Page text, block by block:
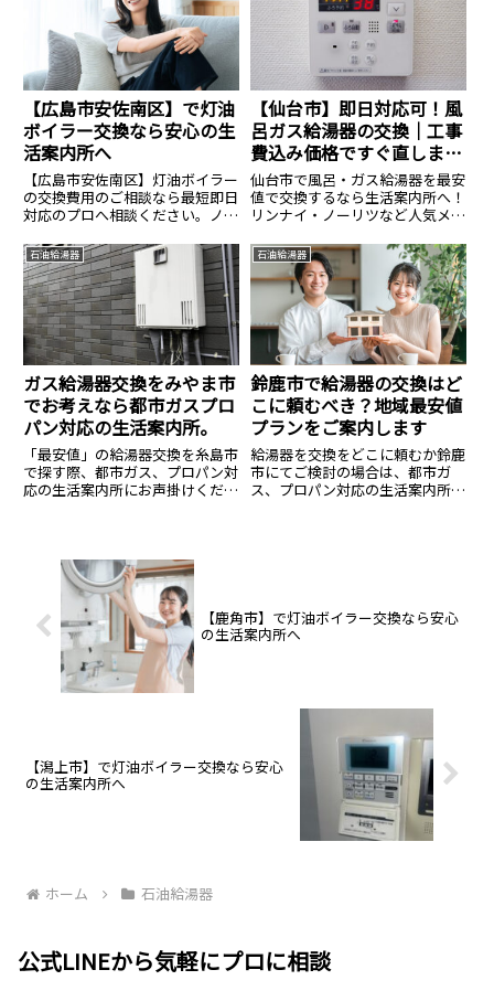
生活案内所へ。
の適正価格で施工。見積もり無
料。
【広島市安佐南区】で灯油
ボイラー交換なら安心の生
活案内所へ
【広島市安佐南区】灯油ボイラー
の交換費用のご相談なら最短即日
対応のプロへ相談ください。ノー
費用のご相談は14.8万円〜。見積
無料・24時間365日受付中。安心
の生活案内所へ。
【仙台市】即日対応可！風
呂ガス給湯器の交換｜工事
費込み価格ですぐ直しま
す。
仙台市で風呂・ガス給湯器を最安
値で交換するなら生活案内所へ！
リンナイ・ノーリツなど人気メー
安心の【工事費込み・処分費込
み】です。まずは無料お見積もり
を！
石油給湯器
ガス給湯器交換をみやま市
でお考えなら都市ガスプロ
パン対応の生活案内所。
「最安値」の給湯器交換を糸島市
で探す際、都市ガス、プロパン対
応の生活案内所にお声掛けくださ
石油給湯器
鈴鹿市で給湯器の交換はど
こに頼むべき？地域最安値
プランをご案内します
給湯器を交換をどこに頼むか鈴鹿
市にてご検討の場合は、都市ガ
ス、プロパン対応の生活案内所に
【鹿角市】で灯油ボイラー交換なら安心
の生活案内所へ
【潟上市】で灯油ボイラー交換なら安心
の生活案内所へ
ホーム 石油給湯器
公式LINEから気軽にプロに相談